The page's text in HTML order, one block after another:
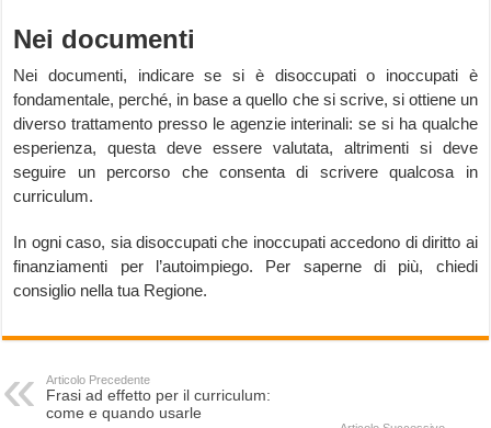
Nei documenti
Nei documenti, indicare se si è disoccupati o inoccupati è
fondamentale, perché, in base a quello che si scrive, si ottiene un
diverso trattamento presso le agenzie interinali: se si ha qualche
esperienza, questa deve essere valutata, altrimenti si deve
seguire un percorso che consenta di scrivere qualcosa in
curriculum.
In ogni caso, sia disoccupati che inoccupati accedono di diritto ai
finanziamenti per l’autoimpiego. Per saperne di più, chiedi
consiglio nella tua Regione.
Articolo Precedente
Frasi ad effetto per il curriculum:
come e quando usarle